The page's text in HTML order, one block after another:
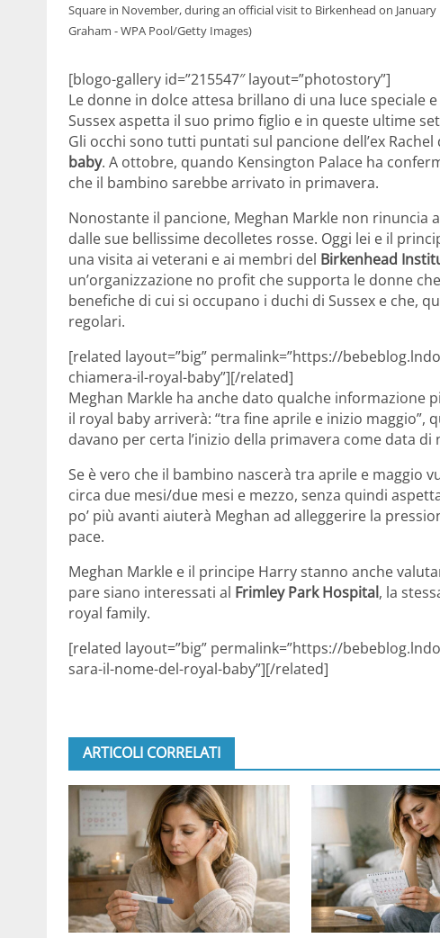
Square in November, during an official visit to Birkenhead on
Graham - WPA Pool/Getty Images)
[blogo-gallery id=”215547″ layout=”photostory”]
Le donne in dolce attesa brillano di una luce speciale e
Sussex aspetta il suo primo figlio e in queste ultime
Gli occhi sono tutti puntati sul pancione dell’ex
baby. A ottobre, quando Kensington Palace ha
che il bambino sarebbe arrivato in primavera.
Nonostante il pancione, Meghan Markle non rinuncia
dalle sue bellissime decolletes rosse. Oggi lei e il
una visita ai veterani e ai membri del Birkenhead
un’organizzazione no profit che supporta le donne
benefiche di cui si occupano i duchi di Sussex e che,
regolari.
[related layout=”big” permalink=”https://
chiamera-il-royal-baby”][/related]
Meghan Markle ha anche dato qualche informazione
il royal baby arriverà: “tra fine aprile e inizio maggio”,
davano per certa l’inizio della primavera come data di
Se è vero che il bambino nascerà tra aprile e maggio
circa due mesi/due mesi e mezzo, senza quindi
po’ più avanti aiuterà Meghan ad alleggerire la
pace.
Meghan Markle e il principe Harry stanno anche
pare siano interessati al Frimley Park Hospital, la
royal family.
[related layout=”big” permalink=”https://
sara-il-nome-del-royal-baby”][/related]
ARTICOLI CORRELATI